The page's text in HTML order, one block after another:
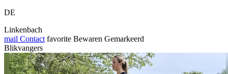
DE
Linkenbach
mail Contact favorite Bewaren Gemarkeerd
Blikvangers